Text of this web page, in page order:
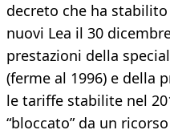
decreto che ha
nuovi Lea il 30
prestazioni della
(ferme al 1996) e della
le tariffe stabilite nel
“bloccato” da un